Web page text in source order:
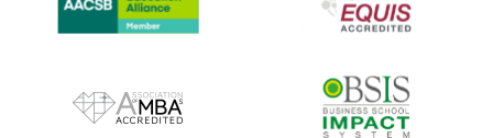
IMAGE
IMAGE